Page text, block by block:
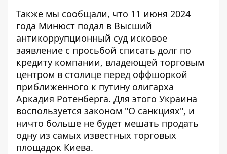
Также мы сообщали, что 11 июня 2024
года Минюст подал в Высший
антикоррупционный суд исковое
заявление с просьбой списать долг по
кредиту компании, владеющей торговым
центром в столице перед оффшоркой
приближенного к путину олигарха
Аркадия Ротенберга. Для этого Украина
воспользуется законом "О санкциях", и
ничто больше не будет мешать продать
одну из самых известных торговых
площадок Киева.